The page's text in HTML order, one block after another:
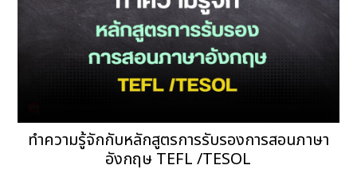
ทำความรู้จักกับหลักสูตรการรับรองการสอนภาษา
อังกฤษ TEFL /TESOL